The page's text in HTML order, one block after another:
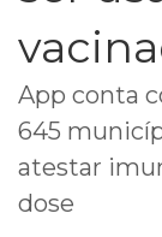
App conta
645
atestar
dose